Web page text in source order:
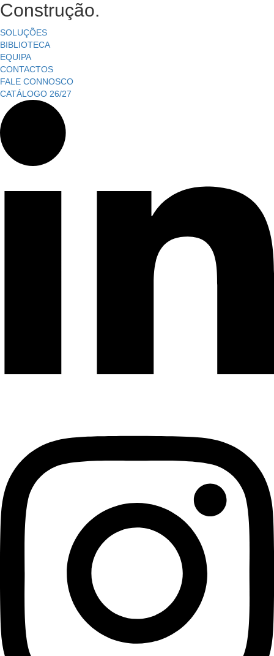
Construção.
SOLUÇÕES
BIBLIOTECA
EQUIPA
CONTACTOS
FALE CONNOSCO
CATÁLOGO 26/27